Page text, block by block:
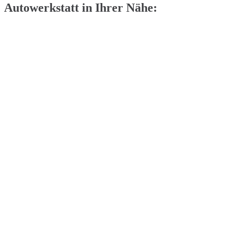
Autowerkstatt in Ihrer Nähe: